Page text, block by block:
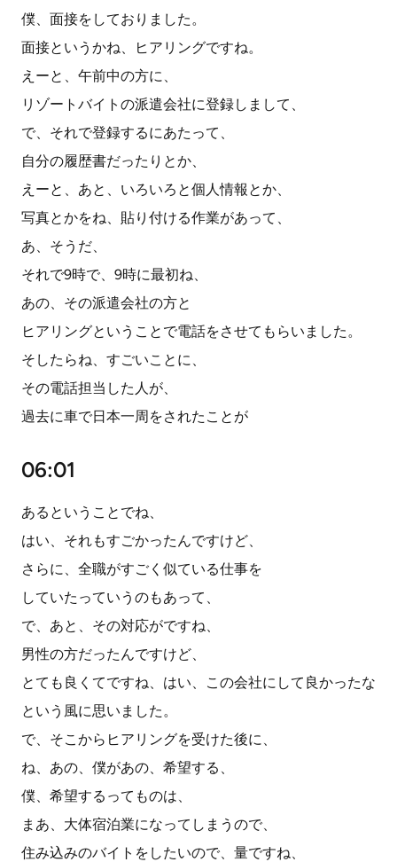
僕、面接をしておりました。
面接というかね、ヒアリングですね。
えーと、午前中の方に、
リゾートバイトの派遣会社に登録しまして、
で、それで登録するにあたって、
自分の履歴書だったりとか、
えーと、あと、いろいろと個人情報とか、
写真とかをね、貼り付ける作業があって、
あ、そうだ、
それで9時で、9時に最初ね、
あの、その派遣会社の方と
ヒアリングということで電話をさせてもらいました。
そしたらね、すごいことに、
その電話担当した人が、
過去に車で日本一周をされたことが
06:01
あるということでね、
はい、それもすごかったんですけど、
さらに、全職がすごく似ている仕事を
していたっていうのもあって、
で、あと、その対応がですね、
男性の方だったんですけど、
とても良くてですね、はい、この会社にして良かったな
という風に思いました。
で、そこからヒアリングを受けた後に、
ね、あの、僕があの、希望する、
僕、希望するってものは、
まあ、大体宿泊業になってしまうので、
住み込みのバイトをしたいので、量ですね、